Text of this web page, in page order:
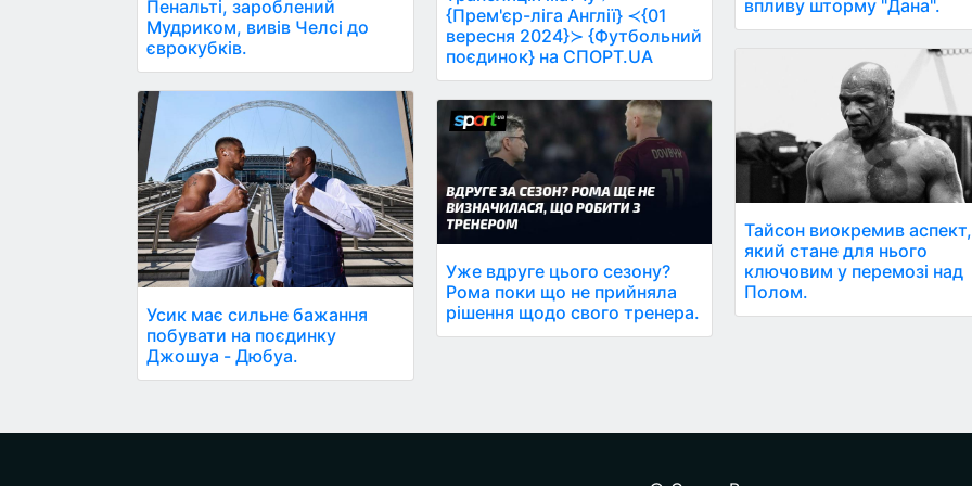
Пенальті, зароблений
Мудриком, вивів Челсі до
єврокубків.
Усик має сильне бажання
побувати на поєдинку
Джошуа - Дюбуа.
{Прем'єр-ліга Англії} ≺{01
вересня 2024}≻ {Футбольний
поєдинок} на СПОРТ.UA
Уже вдруге цього сезону?
Рома поки що не прийняла
рішення щодо свого тренера.
впливу шторму "Дана".
Тайсон виокремив аспект,
який стане для нього
ключовим у перемозі над
Полом.